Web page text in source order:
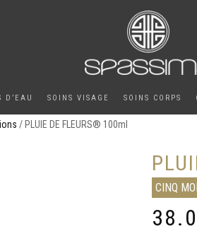
D’EAU SOINS VISAGE SOINS CORPS
/ PLUIE DE FLEURS® 100ml
CINQ